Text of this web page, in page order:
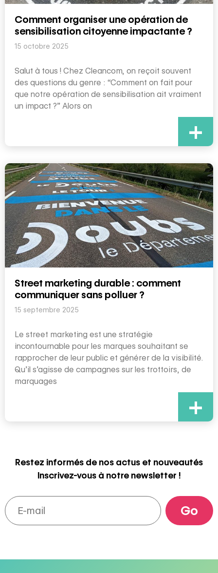
Comment organiser une opération de
sensibilisation citoyenne impactante ?
15 octobre 2025
Salut à tous ! Chez Cleancom, on reçoit souvent
des questions du genre : “Comment on fait pour
que notre opération de sensibilisation ait vraiment
un impact ?” Alors on
+
Street marketing durable : comment
communiquer sans polluer ?
15 septembre 2025
Le street marketing est une stratégie
incontournable pour les marques souhaitant se
rapprocher de leur public et générer de la visibilité.
Qu’il s’agisse de campagnes sur les trottoirs, de
marquages
+
Restez informés de nos actus et nouveautés
Inscrivez-vous à notre newsletter !